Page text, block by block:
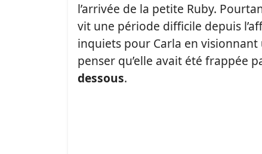
l’arrivée de la petite Ruby.
vit une période difficile depuis
inquiets pour Carla en visionnant
penser qu’elle avait été frappée
dessous.